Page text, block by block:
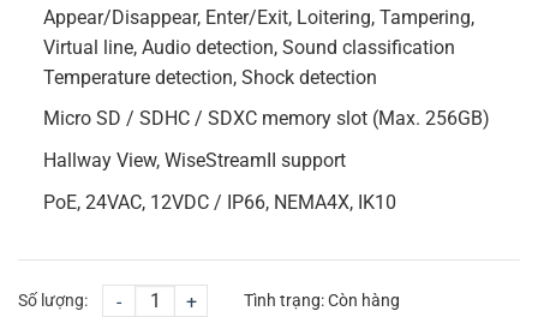
Appear/Disappear, Enter/Exit, Loitering, Tampering,
Virtual line, Audio detection, Sound classification
Temperature detection, Shock detection
Micro SD / SDHC / SDXC memory slot (Max. 256GB)
Hallway View, WiseStreamII support
PoE, 24VAC, 12VDC / IP66, NEMA4X, IK10
Số lượng: - + Tình trạng:Còn hàng